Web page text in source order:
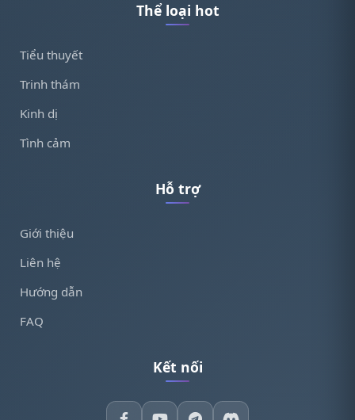
Thể loại hot
Tiểu thuyết
Trinh thám
Kinh dị
Tình cảm
Hỗ trợ
Giới thiệu
Liên hệ
Hướng dẫn
FAQ
Kết nối